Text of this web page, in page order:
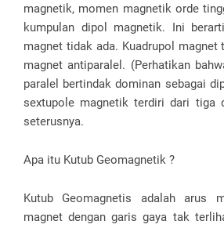
magnetik, momen magnetik orde
kumpulan dipol magnetik. Ini
magnet tidak ada. Kuadrupol magnet
magnet antiparalel. (Perhatikan
paralel bertindak dominan sebagai
sextupole magnetik terdiri dari tiga
seterusnya.
Apa itu Kutub Geomagnetik ?
Kutub Geomagnetis adalah arus
magnet dengan garis gaya tak